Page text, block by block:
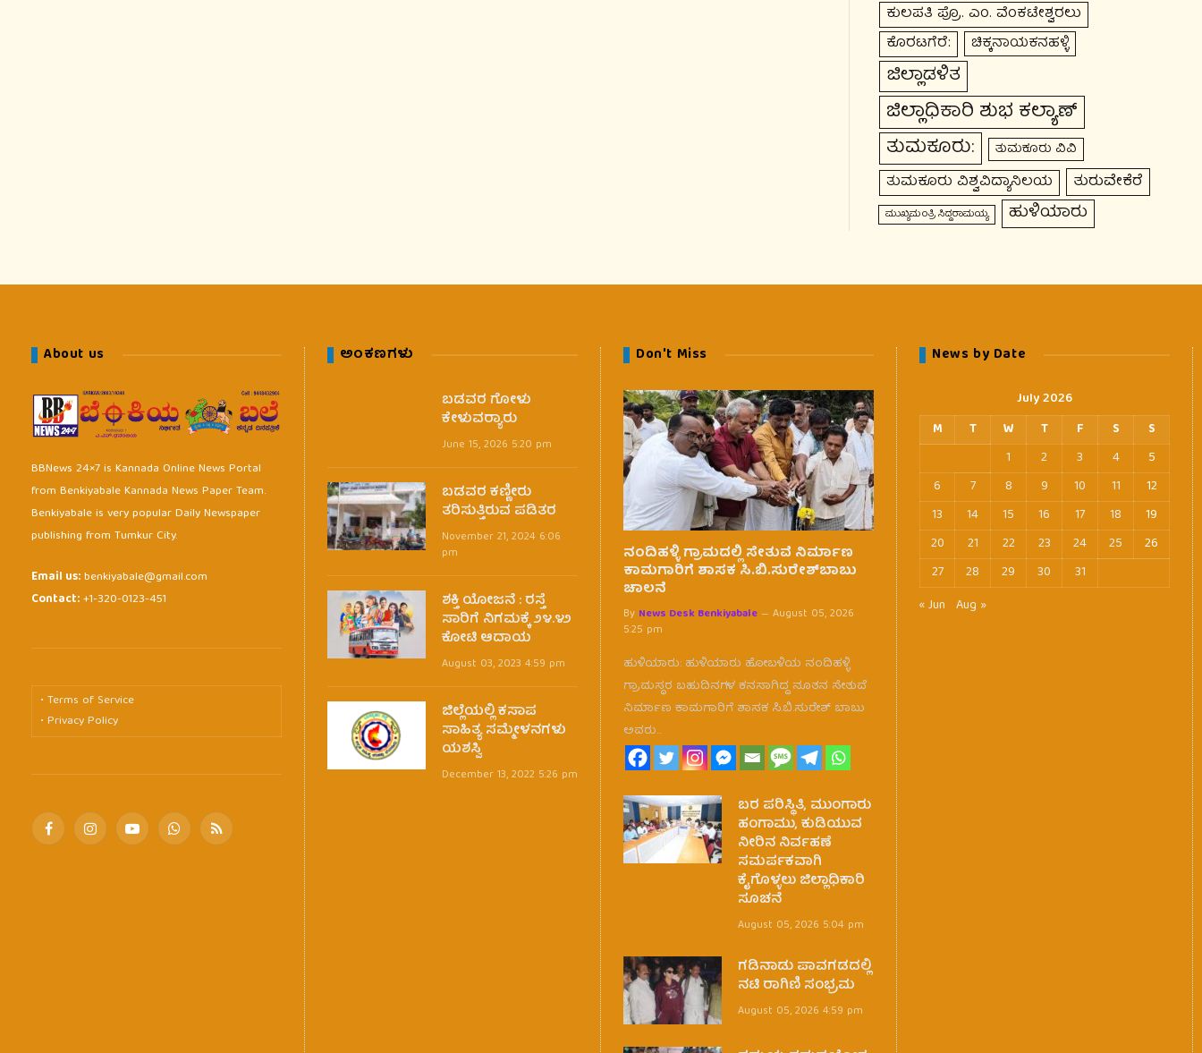
ಕುಲಪತಿ ಪ್ರೊ. ಎಂ. ವೆಂಕಟೇಶ್ವರಲು
ಕೊರಟಗೆರೆ:
ಚಿಕ್ಕನಾಯಕನಹಳ್ಳಿ
ಜಿಲ್ಲಾಡಳಿತ
ಜಿಲ್ಲಾಧಿಕಾರಿ ಶುಭ ಕಲ್ಯಾಣ್
ತುಮಕೂರು: ತುಮಕೂರು ವಿವಿ
ತುಮಕೂರು ವಿಶ್ವವಿದ್ಯಾನಿಲಯ ತುರುವೇಕೆರೆ
ಮುಖ್ಯಮಂತ್ರಿ ಸಿದ್ದರಾಮಯ್ಯ ಹುಳಿಯಾರು
About us
BBNews 24×7 is Kannada Online News Portal
from Benkiyabale Kannada News Paper Team.
Benkiyabale is very popular Daily Newspaper
publishing from Tumkur City.
Email us:benkiyabale@gmail.com
Contact:+1-320-0123-451
• Terms of Service
• Privacy Policy
FacebookInstagramYouTubeWhatsApp
RSS
ಅಂಕಣಗಳು
ಬಡವರ ಗೋಳು
ಕೇಳುವರ‍್ಯಾರು
June 15, 2026 5:20 pm
ಬಡವರ ಕಣ್ಣೀರು
ತರಿಸುತ್ತಿರುವ ಪಡಿತರ
November 21, 2024 6:06
pm
ಶಕ್ತಿ ಯೋಜನೆ : ರಸ್ತೆ
ಸಾರಿಗೆ ನಿಗಮಕ್ಕೆ ೨೪.೪೨
ಕೋಟಿ ಆದಾಯ
August 03, 2023 4:59 pm
ಜಿಲ್ಲೆಯಲ್ಲಿ ಕಸಾಪ
ಸಾಹಿತ್ಯ ಸಮ್ಮೇಳನಗಳು
ಯಶಸ್ವಿ
December 13, 2022 5:26 pm
Don't Miss
ನಂದಿಹಳ್ಳಿ ಗ್ರಾಮದಲ್ಲಿ ಸೇತುವೆ ನಿರ್ಮಾಣ
ಕಾಮಗಾರಿಗೆ ಶಾಸಕ ಸಿ.ಬಿ.ಸುರೇಶ್‌ಬಾಬು
ಚಾಲನೆ
By News Desk Benkiyabale
August 05, 2026
5:25 pm
ಹುಳಿಯಾರು: ಹುಳಿಯಾರು ಹೋಬಳಿಯ ನಂದಿಹಳ್ಳಿ
ಗ್ರಾಮಸ್ಥರ ಬಹುದಿನಗಳ ಕನಸಾಗಿದ್ದ ನೂತನ ಸೇತುವೆ
ನಿರ್ಮಾಣ ಕಾಮಗಾರಿಗೆ ಶಾಸಕ ಸಿ.ಬಿ.ಸುರೇಶ್ ಬಾಬು
ಅವರು…
ಬರ ಪರಿಸ್ಥಿತಿ, ಮುಂಗಾರು
ಹಂಗಾಮು, ಕುಡಿಯುವ
ನೀರಿನ ನಿರ್ವಹಣೆ
ಸಮರ್ಪಕವಾಗಿ
ಕೈಗೊಳ್ಳಲು ಜಿಲ್ಲಾಧಿಕಾರಿ
ಸೂಚನೆ
August 05, 2026 5:04 pm
ಗಡಿನಾಡು ಪಾವಗಡದಲ್ಲಿ
ನಟಿ ರಾಗಿಣಿ ಸಂಭ್ರಮ
August 05, 2026 4:59 pm
News by Date
July 2026
M
T W T F S
S
1
2 3 4
5
6
7 8 9 10 11
12
13
14 15 16 17 18
19
20
21 22 23 24 25
26
27
28 29 30
31
« Jun Aug »